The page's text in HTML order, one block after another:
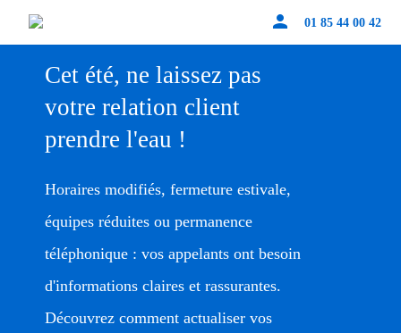
person 01 85 44 00 42
Cet été, ne laissez pas
votre relation client
prendre l'eau !
Horaires modifiés, fermeture estivale,
équipes réduites ou permanence
téléphonique : vos appelants ont besoin
d'informations claires et rassurantes.
Découvrez comment actualiser vos